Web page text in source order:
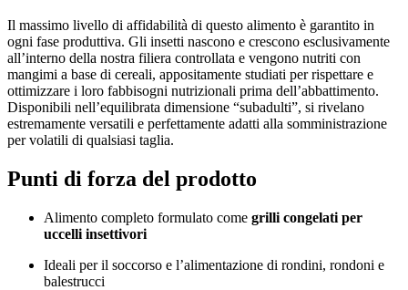
Il massimo livello di affidabilità di questo alimento è garantito in
ogni fase produttiva. Gli insetti nascono e crescono esclusivamente
all’interno della nostra filiera controllata e vengono nutriti con
mangimi a base di cereali, appositamente studiati per rispettare e
ottimizzare i loro fabbisogni nutrizionali prima dell’abbattimento.
Disponibili nell’equilibrata dimensione “subadulti”, si rivelano
estremamente versatili e perfettamente adatti alla somministrazione
per volatili di qualsiasi taglia.
Punti di forza del prodotto
Alimento completo formulato come grilli congelati per
uccelli insettivori
Ideali per il soccorso e l’alimentazione di rondini, rondoni e
balestrucci